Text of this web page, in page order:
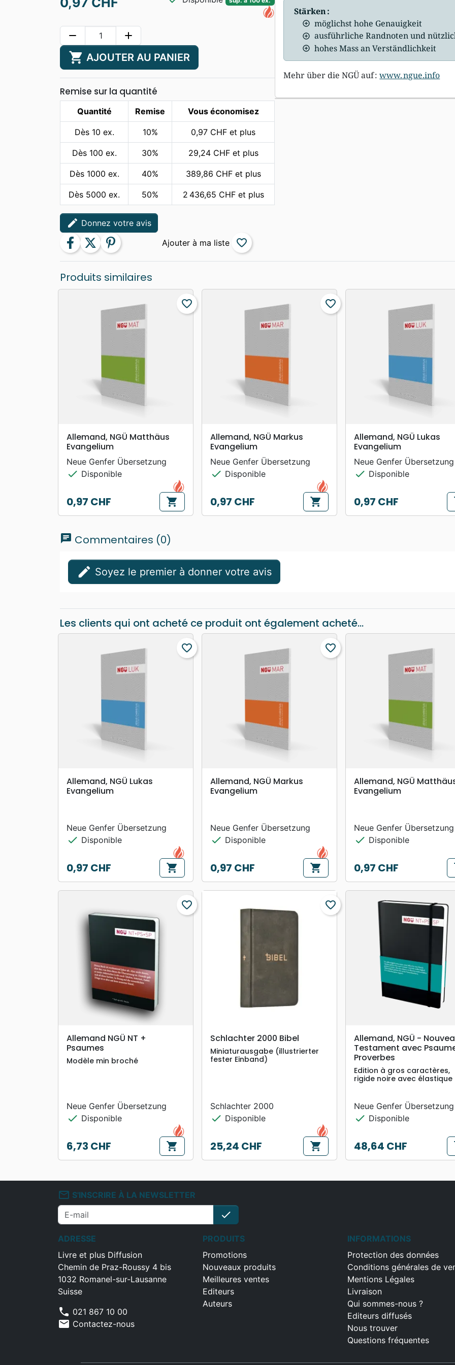
Stärken :
möglichst hohe Genauigkeit
ausführliche Randnoten und
hohes Mass an Verständlichkeit
Mehr über die NGÜ auf :www. ngue.info
remove add
shopping_cart AJOUTER AU PANIER
Remise sur la quantité
Quantité Remise Vous économisez
Dès 10 ex. 10% 0,97 CHF et plus
Dès 100 ex. 30% 29,24 CHF et plus
Dès 1000 ex. 40% 389,86 CHF et plus
Dès 5000 ex. 50% 2 436,65 CHF et plus
edit Donnez votre avis
facebook twitter pinterest favorite_border
Produits similaires
search APERÇU RAPIDE
favorite_border
Allemand, NGÜ Matthäus
Evangelium
Neue Genfer Übersetzung
check Disponible
Prix
0,97 CHF shopping_cart
search APERÇU RAPIDE
favorite_border
Allemand, NGÜ Markus
Evangelium
Neue Genfer Übersetzung
check Disponible
Prix
0,97 CHF shopping_cart
search APERÇU RAPIDE
Allemand, NGÜ Lukas
Evangelium
Neue Genfer Übersetzung
check Disponible
Prix
0,97 CHF
chat Commentaires (0)
edit Soyez le premier à donner votre avis
Les clients qui ont acheté ce produit ont également acheté...
search APERÇU RAPIDE
favorite_border
Allemand, NGÜ Lukas
Evangelium
Neue Genfer Übersetzung
check Disponible
Prix
0,97 CHF shopping_cart
search APERÇU RAPIDE
favorite_border
Allemand, NGÜ Markus
Evangelium
Neue Genfer Übersetzung
check Disponible
Prix
0,97 CHF shopping_cart
search APERÇU RAPIDE
Allemand, NGÜ
Evangelium
Neue Genfer Übersetzung
check Disponible
Prix
0,97 CHF
search APERÇU RAPIDE
favorite_border
Allemand NGÜ NT +
Psaumes
Modèle min broché
Neue Genfer Übersetzung
check Disponible
Prix
6,73 CHF shopping_cart
search APERÇU RAPIDE
favorite_border
Schlachter 2000 Bibel
Miniaturausgabe (illustrierter
fester Einband)
Schlachter 2000
check Disponible
Prix
25,24 CHF shopping_cart
search APERÇU RAPIDE
Allemand, NGÜ -
Testament avec
Proverbes
Edition à gros caractères,
rigide noire avec élastique
Neue Genfer Übersetzung
check Disponible
Prix
48,64 CHF
mail_outline S'INSCRIRE À LA NEWSLETTER
check
ADRESSE
Livre et plus Diffusion
Chemin de Praz-Roussy 4 bis
1032 Romanel-sur-Lausanne
Suisse
phone 021 867 10 00
mail Contactez-nous
PRODUITS
Promotions
Nouveaux produits
Meilleures ventes
Editeurs
Auteurs
INFORMATIONS
Protection des données
Conditions générales de
Mentions Légales
Livraison
Qui sommes-nous ?
Editeurs diffusés
Nous trouver
Questions fréquentes